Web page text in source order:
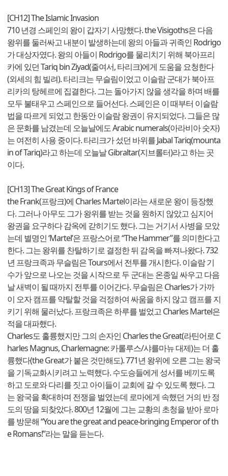
[CH12] The Islamic Invasion
710 년경 스페인의 왕이 갑자기 사망했다. the Visigoths은 다음
왕위를 둘러싸고 내분이 발생하는데 왕의 아들과 귀족인 Rodrigo
가 대상자였다. 왕의 아들이 Rodrigo를 물리치기 위해 북아프리
카에 있던 Tariq bin Ziyad(줄여서, 타리크)에게 도움을 요청한다
(외세의 힘 빌려). 타리크는 무슬림이었고 이슬람 군대가 북아프
리카의 탕헤르에 집결한다. 그는 돌아가지 않을 생각을 하며 배를
모두 불태우고 스페인으로 들어선다. 스페인은 이 때부터 이슬람
법을 따르게 되었고 한동안 이슬람 왕권이 유지되었다. 그들은 많
은 문화를 남겼는데 오늘날에도 Arabic numerals(아라비아 숫자)
는 여전히 사용 중이다. 타리크가 섰던 바위를 Jabal Tariq(mounta
in of Tariq)라고 하는데 오늘날 Gibraltar(지브롤터)라고 하는 곳
이다.
[CH13] The Great Kings of France
the Frank(프랑크)에 Charles Martel이라는 새로운 왕이 등장했
다. 그러나 아무도 그가 왕위를 받는 것을 원하지 않았고 심지어
왕권을 요구하다 감옥에 갇히기도 했다. 그는 거기서 사병을 모았
는데 별명인 ‘Martel’은 프랑스어로 “The Hammer”를 의미한다고
한다. 그는 왕위를 찬탈하기로 결정한 뒤 감옥을 빠져나왔다. 732
년 프랑크족과 무슬림은 Tours에서 전투를 개시한다. 이슬람 기
수가 앞으로 나오는 것을 시작으로 두 군대는 온종일 싸우고 다음
날 새벽이 될 때까지 전투를 이어간다. 무슬림은 Charles가 가까
이 오자 캠프를 약탈할 것을 걱정하여 싸움을 하지 않고 캠프를 지
키기 위해 물러났다. 프랑크족은 하루를 벌었고 Charles Martel은
적을 대파했다.
Charles도 훌륭했지만 그의 손자인 Charles the Great(라틴어로 C
harles Magnus, Charlemagne: 카롤루스/샤를마뉴 대제)는 더 훌
륭했다(the Great가 붙은 것만해도). 771년 왕위에 오른 그는 왕국
을 기독교화시키려고 노력했다. 수도승들에게 성서를 베끼도록
하고 도로와 다리를 짓고 아이들이 교회에 갈 수 있도록 했다. 그
는 왕국을 확대하며 전쟁을 벌였는데 로마에게 속했던 거의 반 정
도의 땅을 되찾았다. 800년 12월에 그는 교황의 초청을 받아 로마
를 방문해 “You are the great and peace-bringing Emperor of th
e Romans!”라는 말을 듣는다.